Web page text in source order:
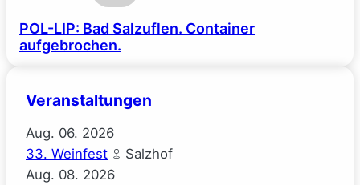
POL-LIP: Bad Salzuflen. Container
aufgebrochen.
Veranstaltungen
Aug. 06. 2026
33. Weinfest
Salzhof
Aug. 08. 2026